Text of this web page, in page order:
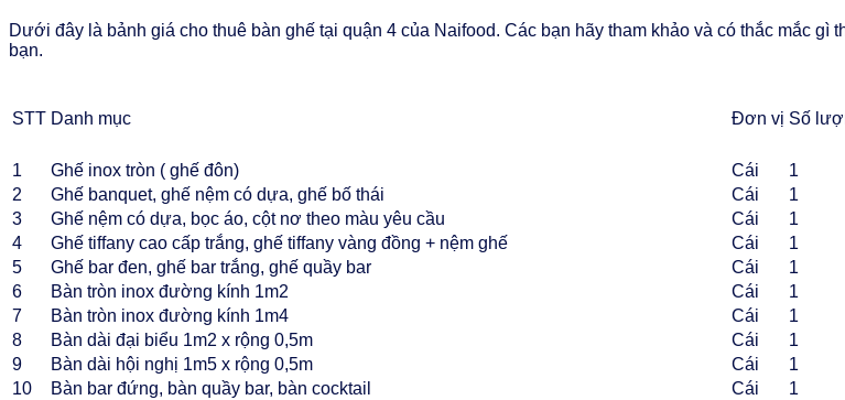
Dưới đây là bảnh giá cho thuê bàn ghế tại quận 4 của Naifood. Các bạn hãy tham khảo và có thắc mắc gì
bạn.
STT Danh mục Đơn vị Số
1 Ghế inox tròn ( ghế đôn) Cái 1
2
Ghế banquet, ghế nệm có dựa, ghế bố thái Cái 1
3
Ghế nệm có dựa, bọc áo, cột nơ theo màu yêu cầu Cái 1
4
Ghế tiffany cao cấp trắng, ghế tiffany vàng đồng + nệm ghế Cái 1
5
Ghế bar đen, ghế bar trắng, ghế quầy bar Cái 1
6
Bàn tròn inox đường kính 1m2 Cái 1
7
Bàn tròn inox đường kính 1m4 Cái 1
8
Bàn dài đại biểu 1m2 x rộng 0,5m Cái 1
9
Bàn dài hội nghị 1m5 x rộng 0,5m Cái 1
10
Bàn bar đứng, bàn quầy bar, bàn cocktail Cái 1